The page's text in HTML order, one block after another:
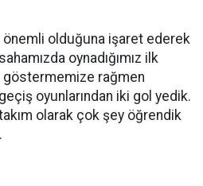
önemli olduğuna işaret ederek
oynadığımız ilk
göstermemize rağmen
oyunlarından iki gol yedik.
olarak çok şey öğrendik